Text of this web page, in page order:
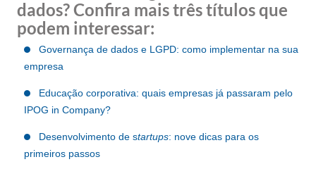
dados? Confira mais três títulos que
podem interessar:
Governança de dados e LGPD: como implementar na sua
empresa
Educação corporativa: quais empresas já passaram pelo
IPOG in Company?
Desenvolvimento de startups: nove dicas para os
primeiros passos